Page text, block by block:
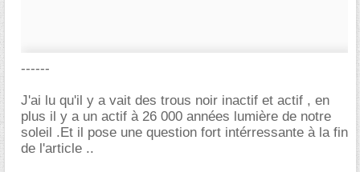
------
J'ai lu qu'il y a vait des trous noir inactif et actif , en
plus il y a un actif à 26 000 années lumière de notre
soleil .Et il pose une question fort intérressante à la fin
de l'article ..